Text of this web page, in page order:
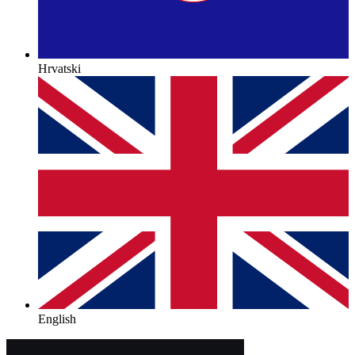
Hrvatski
English